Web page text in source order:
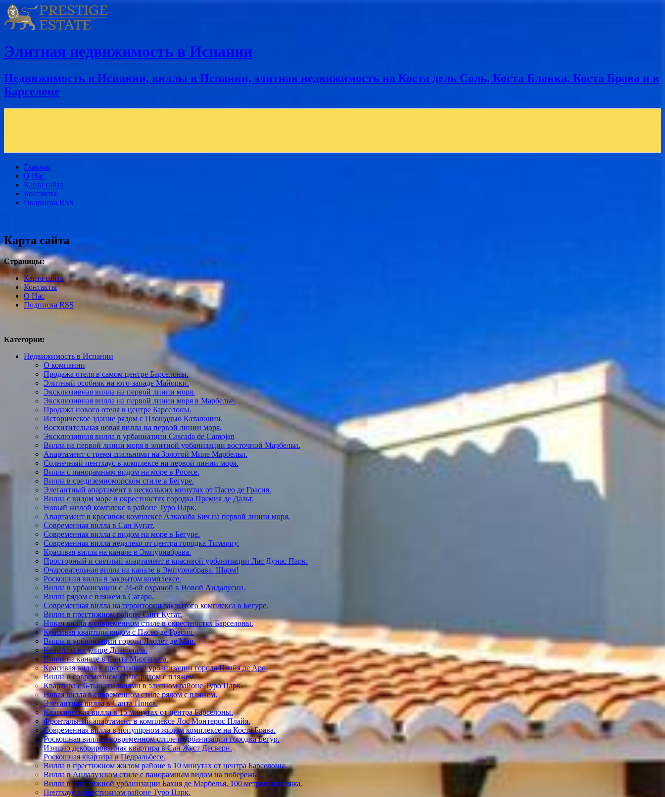
Элитная недвижимость в Испании
Недвижимость в Испании, виллы в Испании, элитная недвижимость на Коста дель Соль, Коста Бланка, Коста Брава и в
Барселоне
Главная
О Нас
Карта сайта
Контакты
Подписка RSS
Карта сайта
Страницы:
Карта сайта
Контакты
О Нас
Подписка RSS
Категории:
Недвижимость в Испании
О компании
Продажа отеля в самом центре Барселоны.
Элитный особняк на юго-западе Майорки.
Эксклюзивная вилла на первой линии моря.
Эксклюзивная вилла на первой линии моря в Марбелье.
Продажа нового отеля в центре Барселоны.
Историческое здание рядом с Площадью Каталонии.
Восхитительная новая вилла на первой линии моря.
Эксклюзивная вилла в урбаниазции Cascada de Camojan
Вилла на первой линии моря в элитной урбанизации восточной Марбельи.
Апартамент с тремя спальнями на Золотой Миле Марбельи.
Солнечный пентхаус в комплексе на первой линии моря.
Вилла с панорамным видом на море в Росесе.
Вилла в средиземноморском стиле в Бегуре.
Элегантный апартамент в нескольких минутах от Пасео де Грасия.
Вилла с видом море в окрестностях городка Премия де Дальт.
Новый жилой комплекс в районе Туро Парк.
Апартамент в красивом комплексе Алказаба Бич на первой линии моря.
Современная вилла в Сан Кугат.
Современная вилла с видом на море в Бегуре.
Современная вилла недалеко от центра городка Тимариу.
Красивая вилла на канале в Эмпуриабрава.
Просторный и светлый апартамент в красивой урбанизации Лас Дунас Парк.
Очаровательная вилла на канале в Эмпуриабрава. Шарм!
Роскошная вилла в закрытом комплексе.
Вилла в урбанизации с 24-ой охраной в Новой Андалусии.
Вилла рядом с пляжем в Сагаро.
Современная вилла на территории закрытого комплекса в Бегуре.
Вилла в престижном районе Сант Кугат.
Новая вилла в современном стиле в окрестностях Барселоны.
Красивая квартира рядом с Пасео де Грасия.
Вилла в урбанизации города Ллолет де Мар.
Квартира на улице Диагональ.
Вилла на канале в Санта Маргарита.
Красивая вилла в престижной урбанизации города Плайя де Аро.
Вилла в современном стиле рядом с пляжем.
Квартира с 6-тью спальнями в элитном районе Туро Парк.
Новая вилла в современном стиле рядом с пляжем.
Элегантная вилла в Санта Понса.
Классическая вилла в 15 минутах от центра Барселоны.
Фронтальный апартамент в комплексе Лос Монтерос Плайя.
Современная вилла в популярном жилом комплексе на Коста Брава.
Роскошная вилла в современном стиле в урбанизации городка Бегур.
Изящно декорированная квартира в Сан Жуст Десверн.
Роскошная квартира в Педральбесе.
Вилла в престижном жилом районе в 10 минутах от центра Барселоны.
Вилла в Андалузском стиле с панорамным видом на побережье.
Вилла в престижной урбанизации Бахия де Марбелья. 100 метров до пляжа.
Пентхаус в престижном районе Туро Парк.